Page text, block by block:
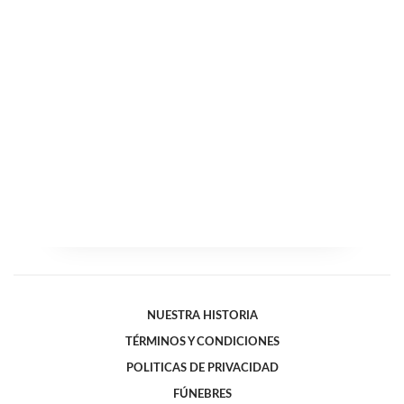
NUESTRA HISTORIA
TÉRMINOS Y CONDICIONES
POLITICAS DE PRIVACIDAD
FÚNEBRES